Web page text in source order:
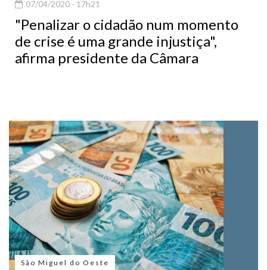
07/04/2020 - 17h21
"Penalizar o cidadão num momento
de crise é uma grande injustiça",
afirma presidente da Câmara
São Miguel do Oeste